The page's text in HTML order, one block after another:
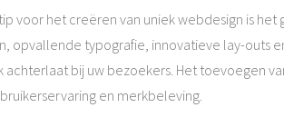
voor het creëren van uniek webdesign is
opvallende typografie, innovatieve lay-outs
achterlaat bij uw bezoekers. Het toevoegen
en merkbeleving.